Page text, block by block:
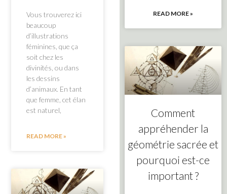
Vous trouverez ici
beaucoup
d’illustrations
féminines, que ça
soit chez les
divinités, ou dans
les dessins
d’animaux. En tant
que femme, cet élan
est naturel,
READ MORE »
READ MORE »
Comment
appréhender la
géométrie sacrée et
pourquoi est-ce
important ?